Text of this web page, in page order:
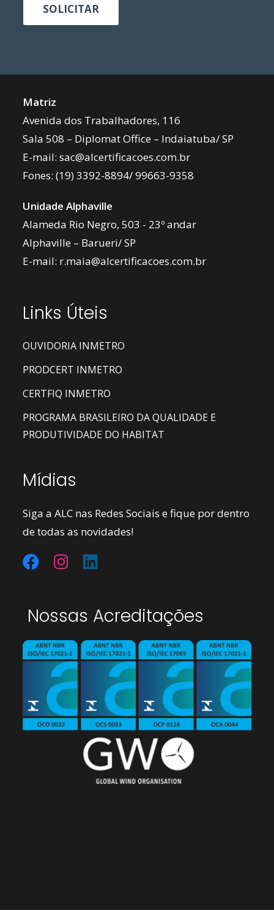
SOLICITAR
Matriz
Avenida dos Trabalhadores, 116
Sala 508 – Diplomat Office – Indaiatuba/ SP
E-mail:sac@alcertificacoes.com.br
Fones:(19) 3392-8894/99663-9358
Unidade Alphaville
Alameda Rio Negro, 503 - 23º andar
Alphaville – Barueri/ SP
E-mail: r.maia@alcertificacoes.com.br
Links Úteis
OUVIDORIA INMETRO
PRODCERT INMETRO
CERTFIQ INMETRO
PROGRAMA BRASILEIRO DA QUALIDADE E
PRODUTIVIDADE DO HABITAT
Mídias
Siga a ALC nas Redes Sociais e fique por dentro
de todas as novidades!
Nossas Acreditações